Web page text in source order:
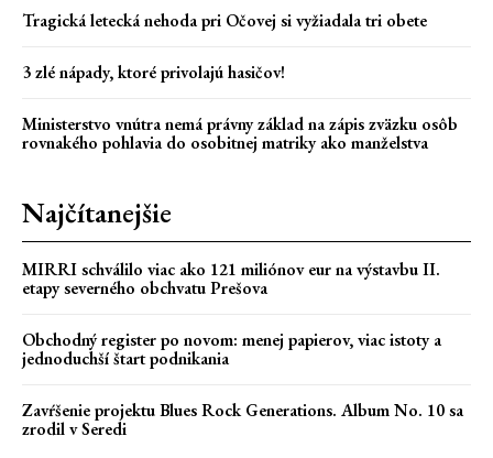
Tragická letecká nehoda pri Očovej si vyžiadala tri obete
3 zlé nápady, ktoré privolajú hasičov!
Ministerstvo vnútra nemá právny základ na zápis zväzku osôb
rovnakého pohlavia do osobitnej matriky ako manželstva
Najčítanejšie
MIRRI schválilo viac ako 121 miliónov eur na výstavbu II.
etapy severného obchvatu Prešova
Obchodný register po novom: menej papierov, viac istoty a
jednoduchší štart podnikania
Zavŕšenie projektu Blues Rock Generations. Album No. 10 sa
zrodil v Seredi